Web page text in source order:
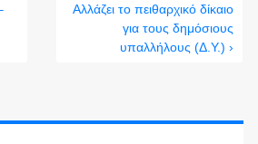
Αλλάζει το πειθαρχικό δίκαιο
για τους δημόσιους
υπαλλήλους (Δ.Υ.) ›